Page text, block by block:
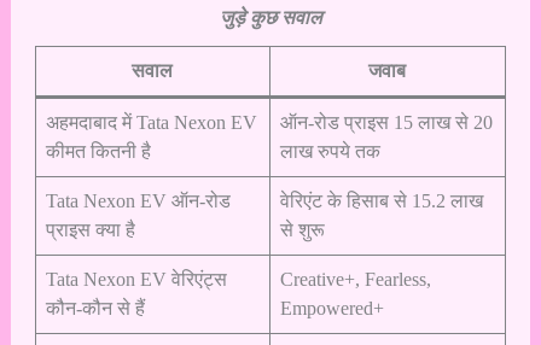
जुड़े कुछ सवाल
सवाल जवाब
अहमदाबाद में Tata Nexon EV
कीमत कितनी है
ऑन-रोड प्राइस 15 लाख से 20
लाख रुपये तक
Tata Nexon EV ऑन-रोड
प्राइस क्या है
वेरिएंट के हिसाब से 15.2 लाख
से शुरू
Tata Nexon EV वेरिएंट्स
कौन-कौन से हैं
Creative+, Fearless,
Empowered+